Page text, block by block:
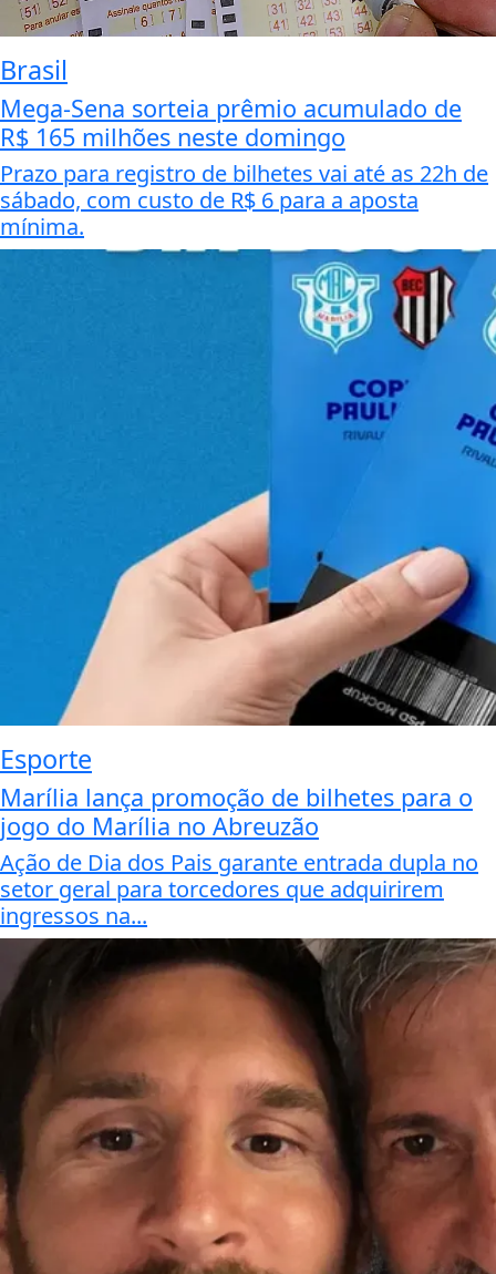
Brasil
Mega-Sena sorteia prêmio acumulado de
R$ 165 milhões neste domingo
Prazo para registro de bilhetes vai até as 22h de
sábado, com custo de R$ 6 para a aposta
mínima.
Esporte
Marília lança promoção de bilhetes para o
jogo do Marília no Abreuzão
Ação de Dia dos Pais garante entrada dupla no
setor geral para torcedores que adquirirem
ingressos na...